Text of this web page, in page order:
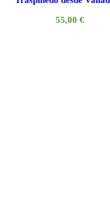
55,00 €